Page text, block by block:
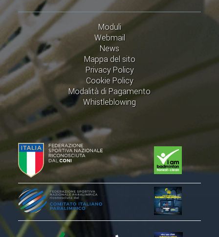
Moduli
Webmail
News
Mappa del sito
Privacy Policy
Cookie Policy
Modalità di Pagamento
Whistleblowing
MAGLIA AZZURRA
STAFF TECNICO
CTF – PALABADMINTON
ATLETI D'INTERESSE NAZIONALE
SCHEDE ATLETI
VOLA CON NOI
CENTRI TECNICI TERRITORIALI
COMMISSIONE ATLETI
TESSERAMENTO
AFFILIAZIONE E TESSERAMENTO
QUOTE E TASSE